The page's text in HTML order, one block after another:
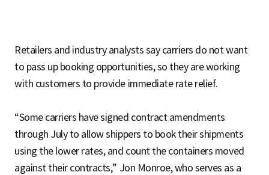
Retailers and industry analysts say carriers do not want
to pass up booking opportunities, so they are working
with customers to provide immediate rate relief.
“Some carriers have signed contract amendments
through July to allow shippers to book their shipments
using the lower rates, and count the containers moved
against their contracts,” Jon Monroe, who serves as a